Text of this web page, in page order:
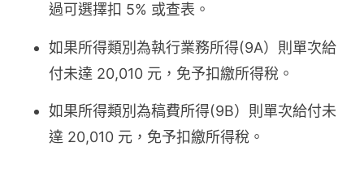
過可選擇扣 5% 或查表。
如果所得類別為執行業務所得(9A）則單次給
付未達 20,010 元，免予扣繳所得稅。
如果所得類別為稿費所得(9B）則單次給付未
達 20,010 元，免予扣繳所得稅。